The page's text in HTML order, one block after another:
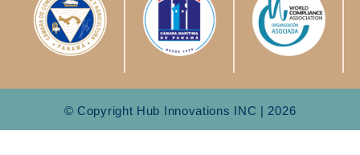
© Copyright Hub Innovations INC | 2026